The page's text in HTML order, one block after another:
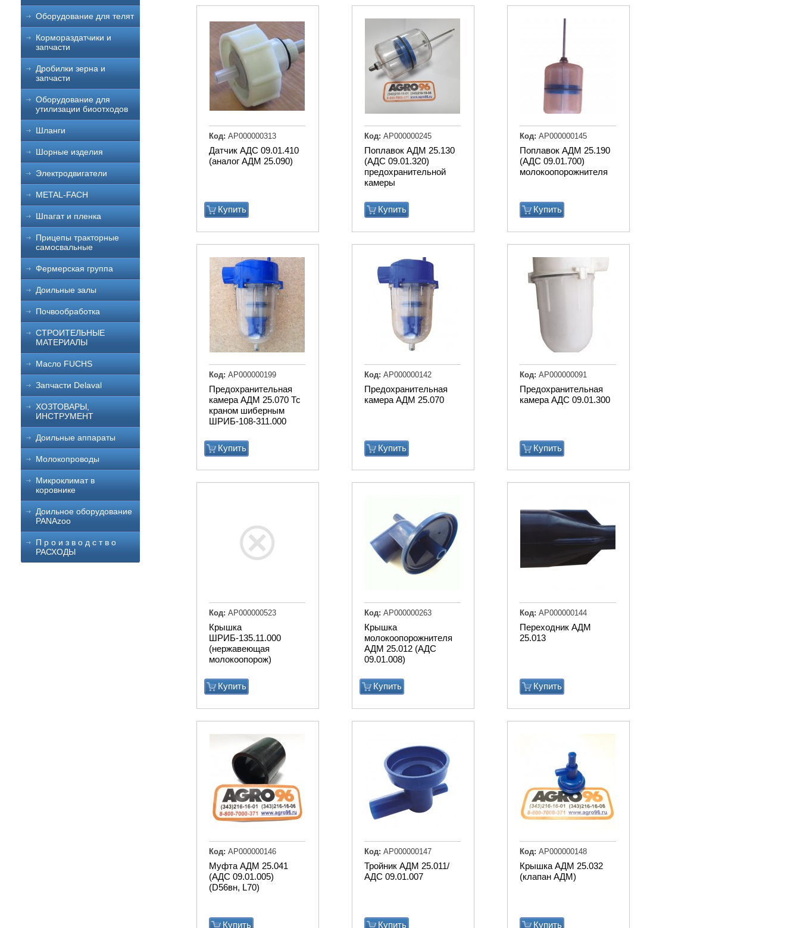
Оборудование для телят
Кормораздатчики и
запчасти
Дробилки зерна и
запчасти
Оборудование для
утилизации биоотходов
Шланги
Шорные изделия
Электродвигатели
METAL-FACH
Шпагат и пленка
Прицепы тракторные
самосвальные
Фермерская группа
Доильные залы
Почвообработка
СТРОИТЕЛЬНЫЕ
МАТЕРИАЛЫ
Масло FUCHS
Запчасти Delaval
ХОЗТОВАРЫ,
ИНСТРУМЕНТ
Доильные аппараты
Молокопроводы
Микроклимат в
коровнике
Доильное оборудование
PANAzoo
П р о и з в о д с т в о
РАСХОДЫ
Датчик АДС 09.01.410
(аналог АДМ 25.090)
Купить
Код: АР000000313
Поплавок АДМ 25.130
(АДС 09.01.320)
предохранительной
камеры
Купить
Код: АР000000245
Поплавок АДМ 25.190
(АДС 09.01.700)
молокоопорожнителя
Купить
Код: АР000000145
Предохранительная
камера АДМ 25.070 Тс
краном шиберным
ШРИБ-108-311.000
Купить
Код: АР000000199
Предохранительная
камера АДМ 25.070
Купить
Код: АР000000142
Предохранительная
камера АДС 09.01.300
Купить
Код: АР000000091
Крышка
ШРИБ-135.11.000
(нержавеющая
молокоопорож)
Купить
Код: АР000000523
Крышка
молокоопорожнителя
АДМ 25.012 (АДС
09.01.008)
Купить
Код: АР000000263
Переходник АДМ
25.013
Купить
Код: АР000000144
Муфта АДМ 25.041
(АДС 09.01.005)
(D56вн, L70)
Купить
Код: АР000000146
Тройник АДМ 25.011/
АДС 09.01.007
Купить
Код: АР000000147
Крышка АДМ 25.032
(клапан АДМ)
Купить
Код: АР000000148